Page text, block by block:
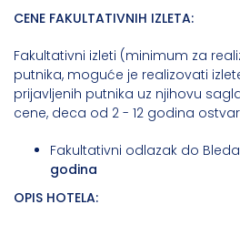
CENE FAKULTATIVNIH IZLETA:
Fakultativni izleti (minimum za
putnika, moguće je realizovati
prijavljenih putnika uz njihovu
cene, deca od 2 - 12 godina
Fakultativni odlazak do Bleda
godina
OPIS HOTELA: